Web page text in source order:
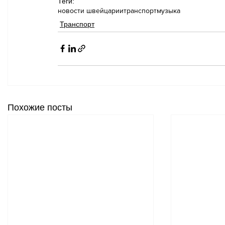
новости швейцариитранспортмузыка
Транспорт
Похожие посты